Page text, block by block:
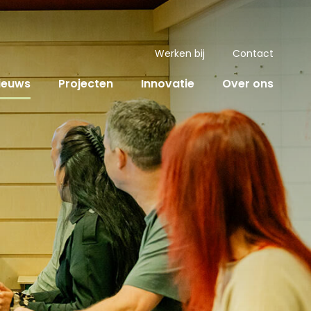
Werken bij Contact
Projecten Innovatie Over ons